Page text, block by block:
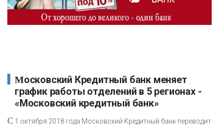
Московский Кредитный банк меняет
график работы отделений в 5 регионах -
«Московский кредитный банк»
С 1 октября 2018 года Московский Кредитный банк переводит